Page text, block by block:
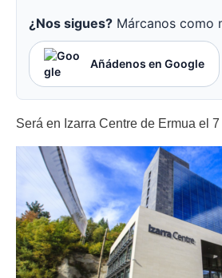
¿Nos sigues? Márcanos como
Añádenos en Google
Será en Izarra Centre de Ermua el